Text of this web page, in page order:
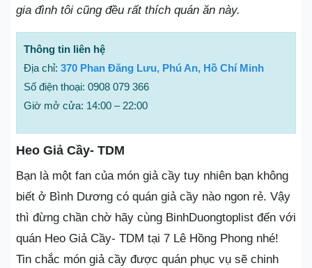
gia đình tôi cũng đều rất thích quán ăn này.
Thông tin liên hệ
Địa chỉ: 370 Phan Đăng Lưu, Phú An, Hồ Chí Minh
Số điện thoại: 0908 079 366
Giờ mở cửa: 14:00 – 22:00
Heo Giả Cầy- TDM
Bạn là một fan của món giả cầy tuy nhiên bạn không
biết ở Bình Dương có quán giả cầy nào ngon rẻ. Vậy
thì đừng chần chờ hãy cùng BinhDuongtoplist đến với
quán Heo Giả Cầy- TDM tại 7 Lê Hồng Phong nhé!
Tin chắc món giả cầy được quán phục vụ sẽ chinh